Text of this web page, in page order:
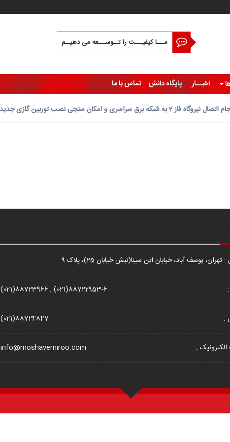
مـــا کیفیـــت را تــوســـعه می دهیــم
اخبــار پایگاه دانش تماس با ما
نیروگاه فاز 2 به شبکه برق سراسری و امکان سنجی نصب توربین گازی جدید
یوسف آباد، خیابان ابن سینا(نبش خیابان 25)، پلاک 9
(021)88723966 , (021)88722953-6
:
(021)88724847
:
info@moshaverniroo.com